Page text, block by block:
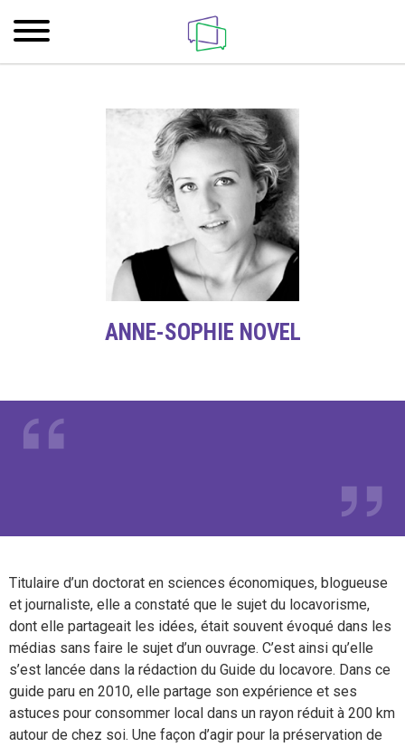
ANNE-SOPHIE NOVEL
Titulaire d’un doctorat en sciences économiques, blogueuse
et journaliste, elle a constaté que le sujet du locavorisme,
dont elle partageait les idées, était souvent évoqué dans les
médias sans faire le sujet d’un ouvrage. C’est ainsi qu’elle
s’est lancée dans la rédaction du Guide du locavore. Dans ce
guide paru en 2010, elle partage son expérience et ses
astuces pour consommer local dans un rayon réduit à 200 km
autour de chez soi. Une façon d’agir pour la préservation de